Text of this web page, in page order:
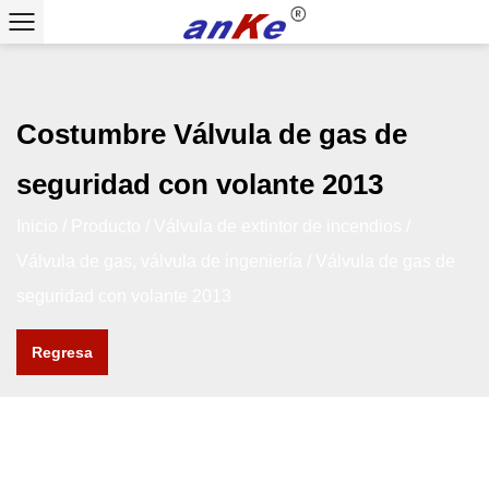
Costumbre Válvula de gas de
seguridad con volante 2013
Regresa